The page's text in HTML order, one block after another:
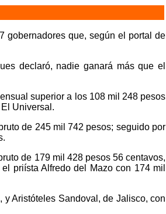
gobernadores que, según el portal de
declaró, nadie ganará más que el
superior a los 108 mil 248 pesos
Universal.
de 245 mil 742 pesos; seguido por
de 179 mil 428 pesos 56 centavos,
priísta Alfredo del Mazo con 174 mil
Aristóteles Sandoval, de Jalisco, con